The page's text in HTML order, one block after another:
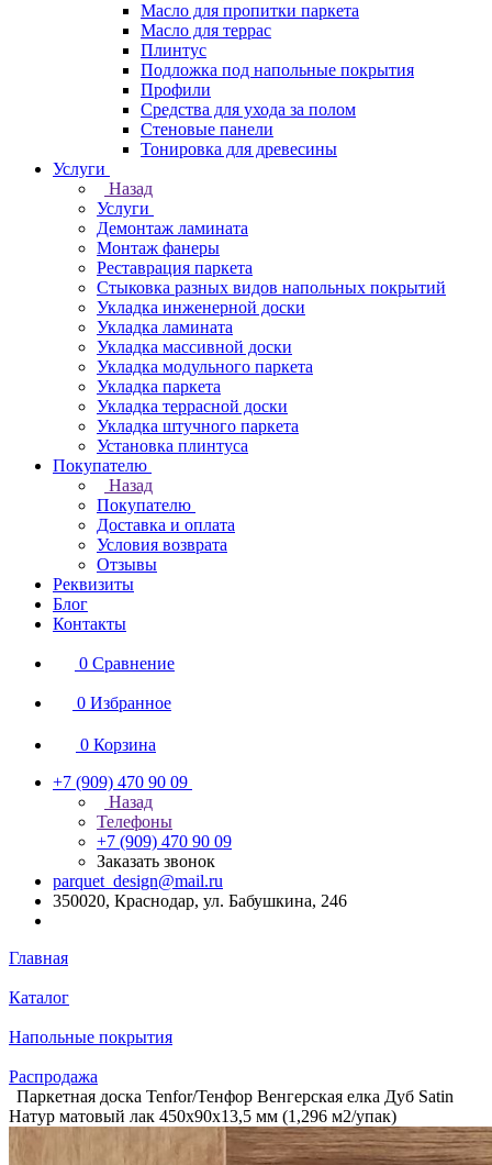
Масло для пропитки паркета
Масло для террас
Плинтус
Подложка под напольные покрытия
Профили
Средства для ухода за полом
Стеновые панели
Тонировка для древесины
Услуги
Назад
Услуги
Демонтаж ламината
Монтаж фанеры
Реставрация паркета
Стыковка разных видов напольных покрытий
Укладка инженерной доски
Укладка ламината
Укладка массивной доски
Укладка модульного паркета
Укладка паркета
Укладка террасной доски
Укладка штучного паркета
Установка плинтуса
Покупателю
Назад
Покупателю
Доставка и оплата
Условия возврата
Отзывы
Реквизиты
Блог
Контакты
0 Сравнение
0 Избранное
0 Корзина
+7 (909) 470 90 09
Назад
Телефоны
+7 (909) 470 90 09
Заказать звонок
parquet_design@mail.ru
350020, Краснодар, ул. Бабушкина, 246
Главная
Каталог
Напольные покрытия
Распродажа
Паркетная доска Tenfor/Тенфор Венгерская елка Дуб Satin
Натур матовый лак 450х90х13,5 мм (1,296 м2/упак)